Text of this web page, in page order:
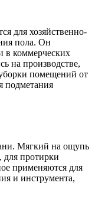
для хозяйственно-
пола. Он
в коммерческих
на производстве,
помещений от
подметания
Мягкий на ощупь
для протирки
применяются для
и инструмента,